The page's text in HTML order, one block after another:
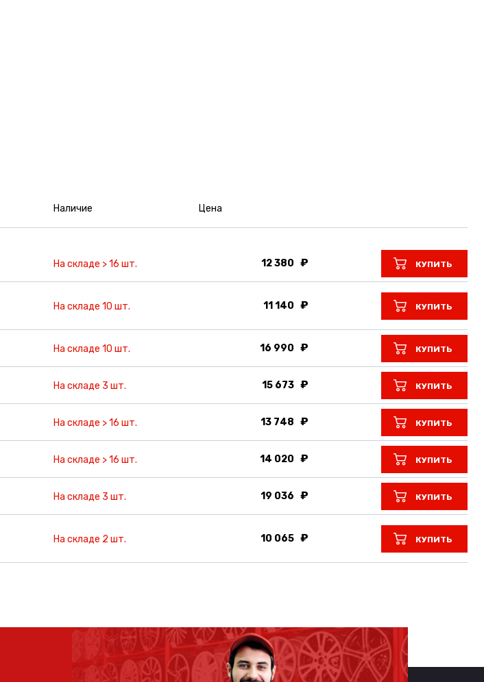
Наличие Цена
На складе > 16 шт. 12 380 КУПИТЬ
На складе 10 шт. 11 140 КУПИТЬ
На складе 10 шт. 16 990 КУПИТЬ
На складе 3 шт. 15 673 КУПИТЬ
На складе > 16 шт. 13 748 КУПИТЬ
На складе > 16 шт. 14 020 КУПИТЬ
На складе 3 шт. 19 036 КУПИТЬ
На складе 2 шт. 10 065 КУПИТЬ